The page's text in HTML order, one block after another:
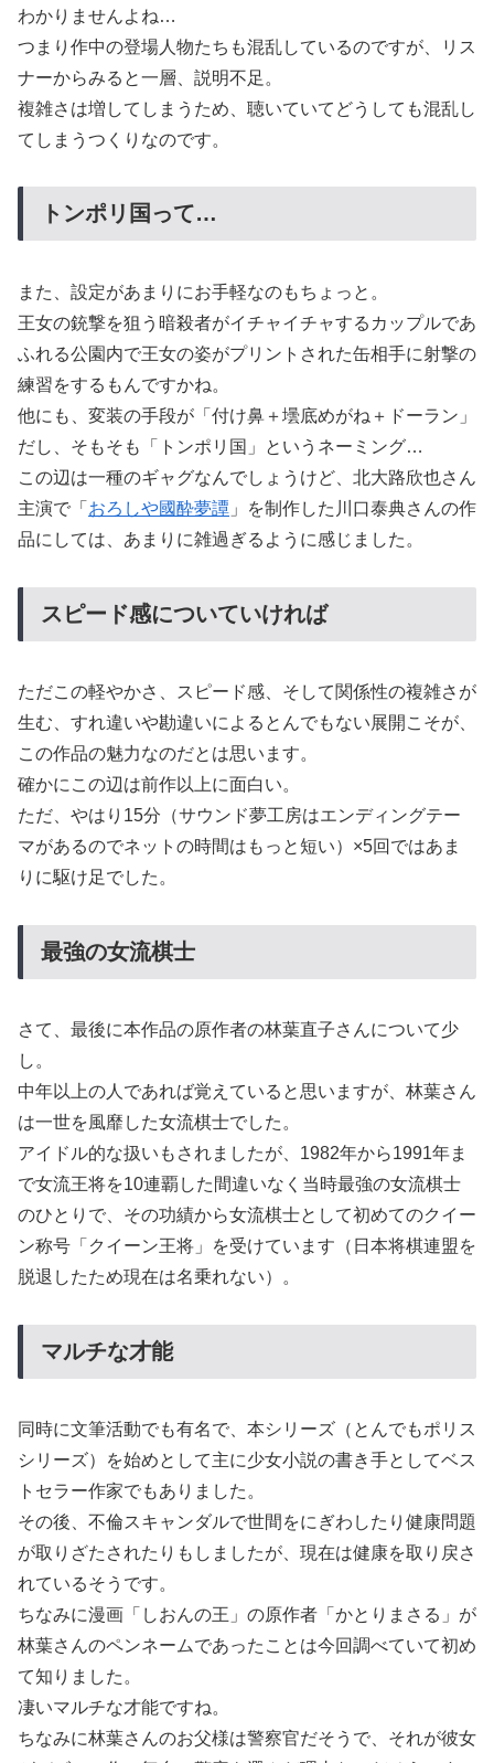
わかりませんよね…
つまり作中の登場人物たちも混乱しているのですが、リス
ナーからみると一層、説明不足。
複雑さは増してしまうため、聴いていてどうしても混乱し
てしまうつくりなのです。
トンポリ国って…
また、設定があまりにお手軽なのもちょっと。
王女の銃撃を狙う暗殺者がイチャイチャするカップルであ
ふれる公園内で王女の姿がプリントされた缶相手に射撃の
練習をするもんですかね。
他にも、変装の手段が「付け鼻＋壜底めがね＋ドーラン」
だし、そもそも「トンポリ国」というネーミング…
この辺は一種のギャグなんでしょうけど、北大路欣也さん
主演で「 おろしや國酔夢譚 」を制作した川口泰典さんの作
品にしては、あまりに雑過ぎるように感じました。
スピード感についていければ
ただこの軽やかさ、スピード感、そして関係性の複雑さが
生む、すれ違いや勘違いによるとんでもない展開こそが、
この作品の魅力なのだとは思います。
確かにこの辺は前作以上に面白い。
ただ、やはり15分（サウンド夢工房はエンディングテー
マがあるのでネットの時間はもっと短い）×5回ではあま
りに駆け足でした。
最強の女流棋士
さて、最後に本作品の原作者の林葉直子さんについて少
し。
中年以上の人であれば覚えていると思いますが、林葉さん
は一世を風靡した女流棋士でした。
アイドル的な扱いもされましたが、1982年から1991年ま
で女流王将を10連覇した間違いなく当時最強の女流棋士
のひとりで、その功績から女流棋士として初めてのクイー
ン称号「クイーン王将」を受けています（日本将棋連盟を
脱退したため現在は名乗れない）。
マルチな才能
同時に文筆活動でも有名で、本シリーズ（とんでもポリス
シリーズ）を始めとして主に少女小説の書き手としてベス
トセラー作家でもありました。
その後、不倫スキャンダルで世間をにぎわしたり健康問題
が取りざたされたりもしましたが、現在は健康を取り戻さ
れているそうです。
ちなみに漫画「しおんの王」の原作者「かとりまさる」が
林葉さんのペンネームであったことは今回調べていて初め
て知りました。
凄いマルチな才能ですね。
ちなみに林葉さんのお父様は警察官だそうで、それが彼女